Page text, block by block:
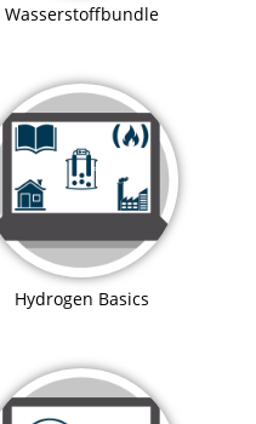
Wasserstoffbundle
Hydrogen Basics